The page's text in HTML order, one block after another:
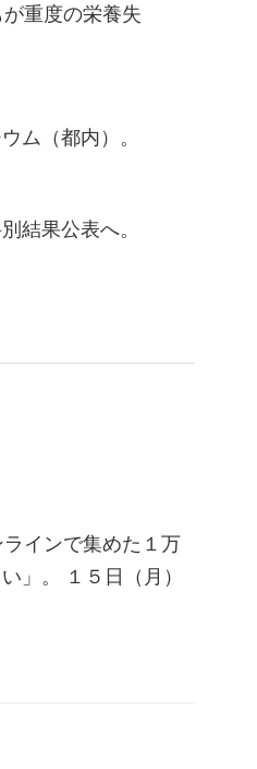
重度の栄養失
ム（都内）。
結果公表へ。
インで集めた１万
」。 １５日（月）